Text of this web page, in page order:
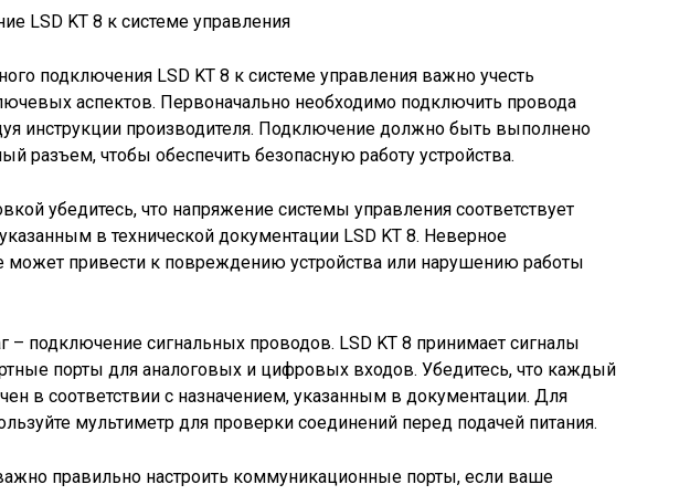
подключения LSD KT 8 к системе управления важно учесть
аспектов. Первоначально необходимо подключить провода
инструкции производителя. Подключение должно быть выполнено
разъем, чтобы обеспечить безопасную работу устройства.
убедитесь, что напряжение системы управления соответствует
в технической документации LSD KT 8. Неверное
может привести к повреждению устройства или нарушению работы
– подключение сигнальных проводов. LSD KT 8 принимает сигналы
порты для аналоговых и цифровых входов. Убедитесь, что каждый
в соответствии с назначением, указанным в документации. Для
мультиметр для проверки соединений перед подачей питания.
правильно настроить коммуникационные порты, если ваше